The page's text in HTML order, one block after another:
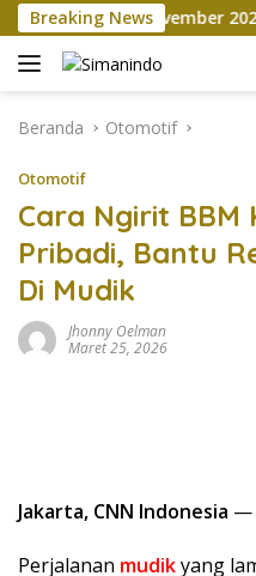
Langsung
ke
konten
Breaking News
hingga November 2026
Beranda Otomotif
Otomotif
Cara Ngirit BBM
Pribadi, Bantu
Di Mudik
Jhonny Oelman
Maret 25, 2026
Jakarta, CNN Indonesia —
Perjalanan mudikyang